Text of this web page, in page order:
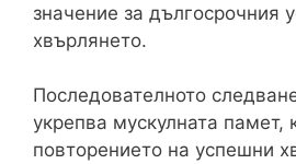
значение за дългосрочния
хвърлянето.
Последователното
укрепва мускулната памет,
повторението на успешни